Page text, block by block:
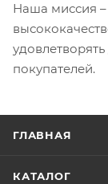
Наша миссия
покупателей.
ГЛАВНАЯ
КАТАЛОГ